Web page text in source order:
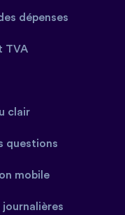
dépenses
TVA
clair
questions
mobile
journalières